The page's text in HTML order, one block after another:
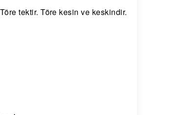
tektir. Töre kesin ve keskindir.